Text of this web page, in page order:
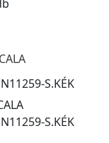
S.KÉK
S.KÉK